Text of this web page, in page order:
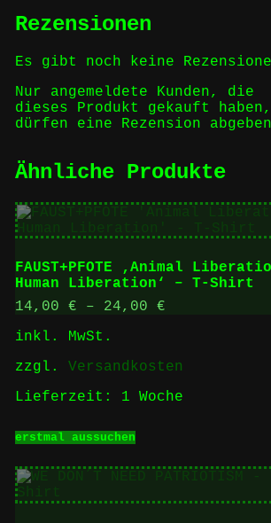
Rezensionen
Es gibt noch keine
Nur angemeldete Kunden, die
dieses Produkt gekauft haben,
dürfen eine Rezension
Ähnliche Produkte
FAUST+PFOTE ‚Animal
Human Liberation‘ – T-Shirt
14,00 € – 24,00 €
inkl. MwSt.
zzgl. Versandkosten
Lieferzeit: 1 Woche
erstmal aussuchenProdukt
mehrere
auf.